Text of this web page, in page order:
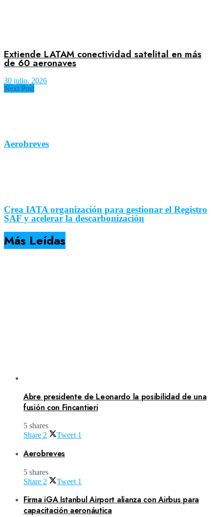
Extiende LATAM conectividad satelital en más
de 60 aeronaves
30 julio, 2026
Next Post
Aerobreves
Crea IATA organización para gestionar el Registro
SAF y acelerar la descarbonización
Más Leídas
Abre presidente de Leonardo la posibilidad de una
fusión con Fincantieri
5 shares
Share 2 Tweet 1
Aerobreves
5 shares
Share 2 Tweet 1
Firma iGA Istanbul Airport alianza con Airbus para
capacitación aeronáutica